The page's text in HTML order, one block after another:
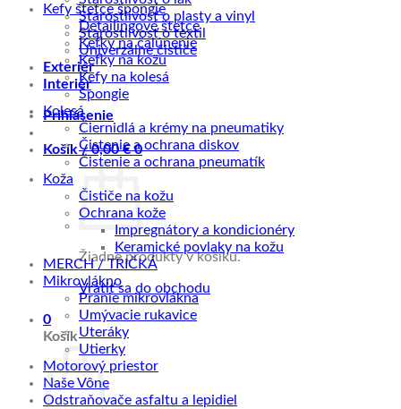
Starostlivosť o plasty a vinyl
Starostlivosť o textil
Univerzálne čističe
Exteriér
Interiér
Prihlásenie
Košík /0,00€ 0
Žiadne produkty v košíku.
Vrátiť sa do obchodu
0
Košík
Kefy štetce špongie
Detailingové štetce
Kefky na čalúnenie
Kefky na kožu
Kefy na kolesá
Špongie
Kolesá
Čiernidlá a krémy na pneumatiky
Čistenie a ochrana diskov
Čistenie a ochrana pneumatík
Koža
Čističe na kožu
Ochrana kože
Impregnátory a kondicionéry
Keramické povlaky na kožu
MERCH / TRIČKÁ
Mikrovlákno
Pranie mikrovlákna
Umývacie rukavice
Uteráky
Utierky
Motorový priestor
Naše Vône
Odstraňovače asfaltu a lepidiel